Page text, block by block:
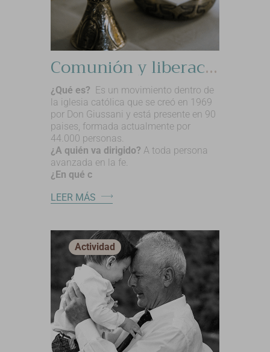
Comunión y liberación
¿Qué es? Es un movimiento dentro de
la iglesia católica que se creó en 1969
por Don Giussani y está presente en 90
paises, formada actualmente por
44.000 personas.
¿A quién va dirigido? A toda persona
avanzada en la fe.
¿En qué c
LEER MÁS
Actividad